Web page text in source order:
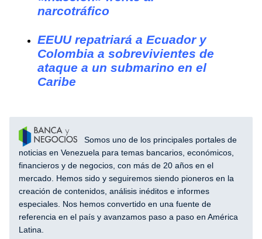
narcotráfico
EEUU repatriará a Ecuador y
Colombia a sobrevivientes de
ataque a un submarino en el
Caribe
Somos uno de los principales portales de
noticias en Venezuela para temas bancarios, económicos,
financieros y de negocios, con más de 20 años en el
mercado. Hemos sido y seguiremos siendo pioneros en la
creación de contenidos, análisis inéditos e informes
especiales. Nos hemos convertido en una fuente de
referencia en el país y avanzamos paso a paso en América
Latina.